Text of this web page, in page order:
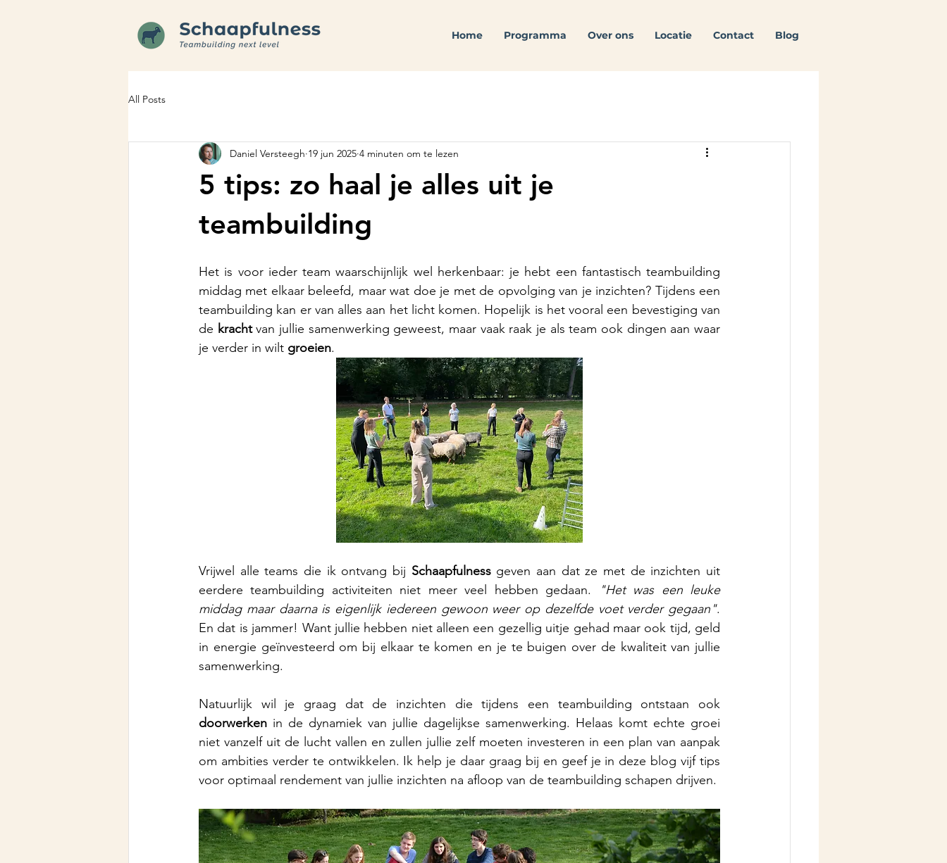
Home Programma Over ons Locatie Contact Blog
All Posts
5 tips: zo haal je alles uit je
teambuilding
Daniel Versteegh 19 jun 2025 4 minuten om te lezen
Het is voor ieder team waarschijnlijk wel herkenbaar: je hebt een fantastisch teambuilding
middag met elkaar beleefd, maar wat doe je met de opvolging van je inzichten? Tijdens een
teambuilding kan er van alles aan het licht komen. Hopelijk is het vooral een bevestiging van
de kracht van jullie samenwerking geweest, maar vaak raak je als team ook dingen aan waar
je verder in wilt groeien.
Vrijwel alle teams die ik ontvang bij Schaapfulness geven aan dat ze met de inzichten uit
eerdere teambuilding activiteiten niet meer veel hebben gedaan.
"Het was een leuke
middag maar daarna is eigenlijk iedereen gewoon weer op dezelfde voet verder gegaan".
En dat is jammer! Want jullie hebben niet alleen een gezellig uitje gehad maar ook tijd, geld
in energie geïnvesteerd om bij elkaar te komen en je te buigen over de kwaliteit van jullie
samenwerking.
doorwerken in de dynamiek van jullie dagelijkse samenwerking. Helaas komt echte groei
niet vanzelf uit de lucht vallen en zullen jullie zelf moeten investeren in een plan van aanpak
om ambities verder te ontwikkelen. Ik help je daar graag bij en geef je in deze blog vijf tips
voor optimaal rendement van jullie inzichten na afloop van de teambuilding schapen drijven.